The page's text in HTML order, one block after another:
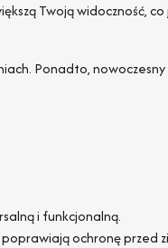
Twoją widoczność,
Ponadto,
i funkcjonalną.
ochronę przed